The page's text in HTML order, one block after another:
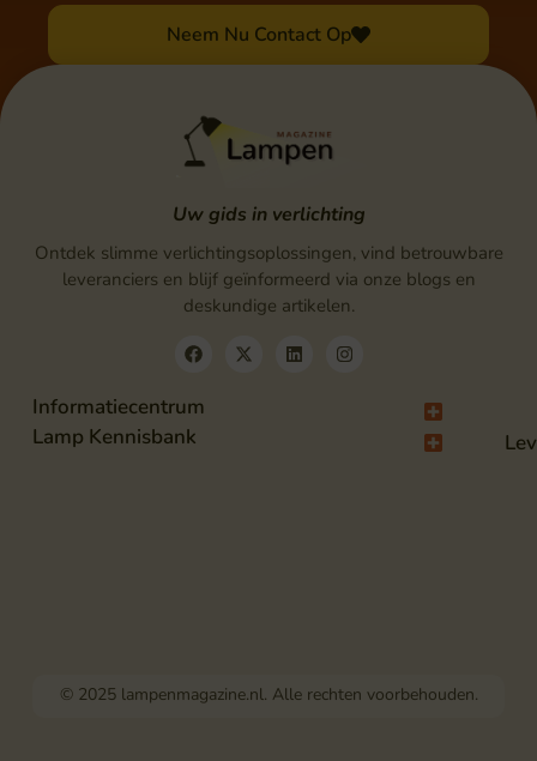
Neem Nu Contact Op
Uw gids in verlichting
Ontdek slimme verlichtingsoplossingen, vind betrouwbare
leveranciers en blijf geïnformeerd via onze blogs en
deskundige artikelen.
Informatiecentrum
Lamp Kennisbank
© 2025 lampenmagazine.nl. Alle rechten voorbehouden.